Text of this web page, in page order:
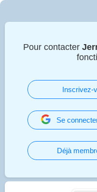
Pour contacter
Inscrivez-
Se
Déjà